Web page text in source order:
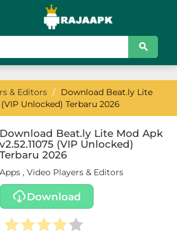
& Editors / Download Beat.ly Lite
(VIP Unlocked) Terbaru 2026
Download Beat.ly Lite Mod Apk
v2.52.11075 (VIP Unlocked)
Terbaru 2026
Apps , Video Players & Editors
Download